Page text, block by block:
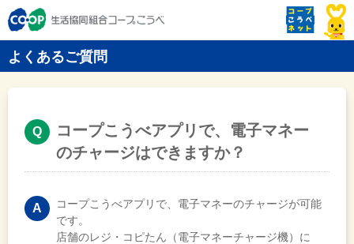
よくあるご質問
コープこうべアプリで、電子マネー
のチャージはできますか？
コープこうべアプリで、電子マネーのチャージが可能
です。
店舗のレジ・コピたん（電子マネーチャージ機）に